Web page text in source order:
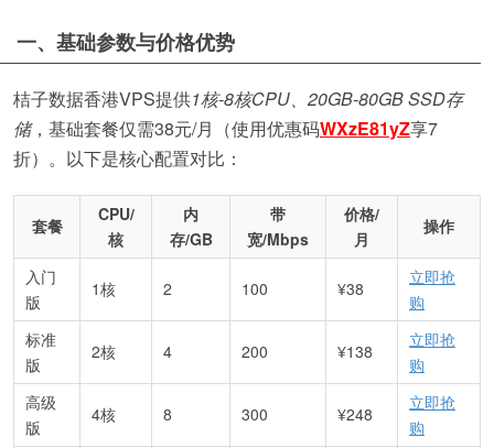
一、基础参数与价格优势
桔子数据香港VPS提供1核-8核CPU、20GB-80GB SSD存
储，基础套餐仅需38元/月（使用优惠码WXzE81yZ享7
折）。以下是核心配置对比：
套餐
CPU/
核
内
存/GB
带
宽/Mbps
价格/
月
操作
入门
版
1核 2 100 ¥38
立即抢
购
标准
版
2核 4 200 ¥138
立即抢
购
高级
版
4核 8 300 ¥248
立即抢
购